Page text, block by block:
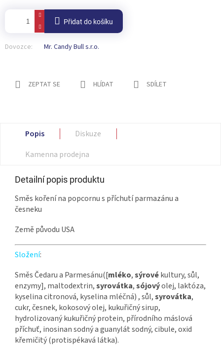
Přidat do košíku
Dovozce: Mr. Candy Bull s.r.o.
ZEPTAT SE HLÍDAT SDÍLET
Popis
Diskuze
Kamenna prodejna
Detailní popis produktu
Směs koření na popcornu s příchutí parmazánu a
česneku
Země původu USA
Složení:
Směs Čedaru a Parmesánu([mléko,sýrovékultury, sůl,
enzymy], maltodextrin,syrovátka,sójovýolej, laktóza,
kyselina citronová, kyselina mléčná) , sůl,syrovátka,
cukr, česnek, kokosový olej, kukuřičný sirup,
hydrolizovaný kukuřičný protein, přírodního máslová
příchuť, inosinan sodný a guanylát sodný, cibule, oxid
křemičitý (protispékavá látka).